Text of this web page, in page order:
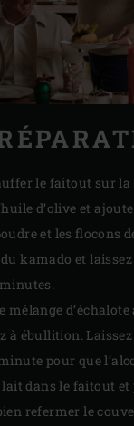
le faitout sur la
d’olive et
et les flocons
kamado et
mélange
à ébullition.
pour que
dans le faitout
refermer le